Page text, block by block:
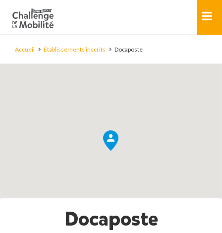
Accueil Établissements inscrits Docaposte
Docaposte